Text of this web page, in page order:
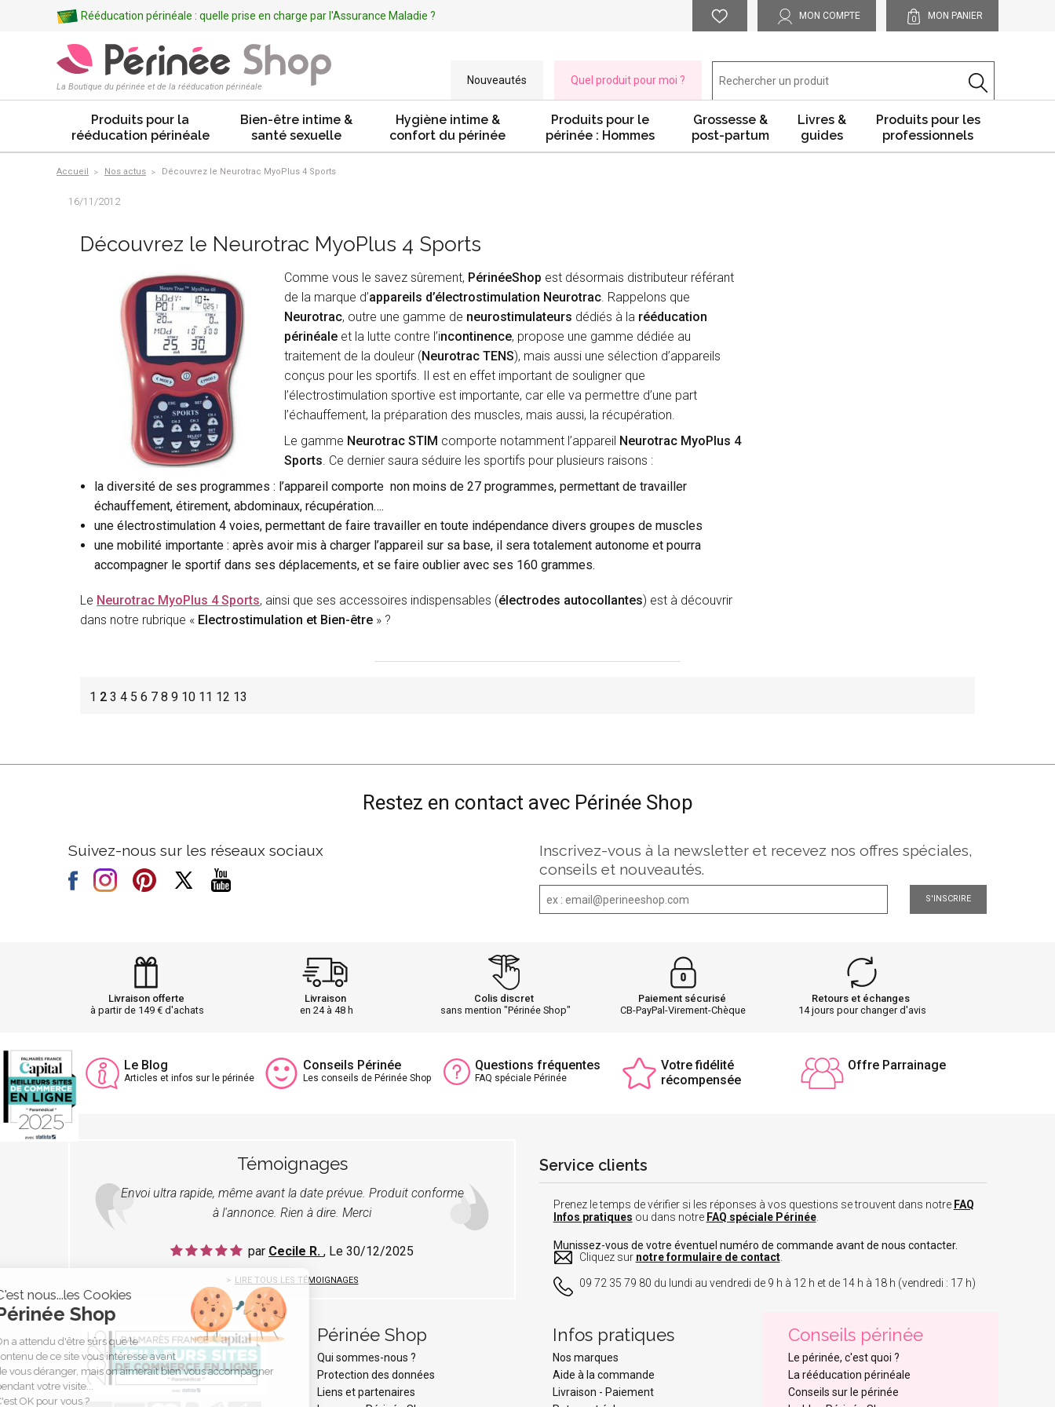
Rééducation périnéale : quelle prise en charge par l'Assurance Maladie ? MON COMPTE 0 MON PANIER
La Boutique du périnée et de la rééducation périnéale
Nouveautés Quel produit pour moi ?
Produits pour la
rééducation périnéale
Bien-être intime &
santé sexuelle
Hygiène intime &
confort du périnée
Produits pour le
périnée : Hommes
Grossesse &
post-partum
Livres &
guides
Produits pour les
professionnels
Accueil Nos actus Découvrez le Neurotrac MyoPlus 4 Sports
16/11/2012
Découvrez le Neurotrac MyoPlus 4 Sports
Comme vous le savez sûrement, PérinéeShop est désormais distributeur référant
de la marque d’appareils d’électrostimulation Neurotrac. Rappelons que
Neurotrac, outre une gamme de neurostimulateurs dédiés à la rééducation
périnéale et la lutte contre l’incontinence, propose une gamme dédiée au
traitement de la douleur (Neurotrac TENS), mais aussi une sélection d’appareils
conçus pour les sportifs. Il est en effet important de souligner que
l’électrostimulation sportive est importante, car elle va permettre d’une part
l’échauffement, la préparation des muscles, mais aussi, la récupération.
Le gamme Neurotrac STIM comporte notamment l’appareil Neurotrac MyoPlus 4
Sports. Ce dernier saura séduire les sportifs pour plusieurs raisons :
la diversité de ses programmes : l’appareil comporte non moins de 27 programmes, permettant de travailler
échauffement, étirement, abdominaux, récupération….
une électrostimulation 4 voies, permettant de faire travailler en toute indépendance divers groupes de muscles
une mobilité importante : après avoir mis à charger l’appareil sur sa base, il sera totalement autonome et pourra
accompagner le sportif dans ses déplacements, et se faire oublier avec ses 160 grammes.
Le Neurotrac MyoPlus 4 Sports, ainsi que ses accessoires indispensables (électrodes autocollantes) est à découvrir
dans notre rubrique « Electrostimulation et Bien-être » ?
1 2 3 4 5 6 7 8 9 10 11 12 13
Restez en contact avec Périnée Shop
Suivez-nous sur les réseaux sociaux
Inscrivez-vous à la newsletter et recevez nos offres spéciales,
conseils et nouveautés.
S'INSCRIRE
Livraison offerte
à partir de 149 € d'achats
Livraison
en 24 à 48 h
Colis discret
sans mention "Périnée Shop"
Paiement sécurisé
CB-PayPal-Virement-Chèque
Retours et échanges
14 jours pour changer d'avis
Le Blog
Articles et infos sur le périnée
Conseils Périnée
Les conseils de Périnée Shop
Questions fréquentes
FAQ spéciale Périnée
Votre fidélité
récompensée
Offre Parrainage
Témoignages
Envoi ultra rapide, même avant la date prévue. Produit conforme
à l'annonce. Rien à dire. Merci
par Cecile R. , Le 30/12/2025
LIRE TOUS LES TÉMOIGNAGES
Service clients
Prenez le temps de vérifier si les réponses à vos questions se trouvent dans notre FAQ
Infos pratiques ou dans notre FAQ spéciale Périnée.
Munissez-vous de votre éventuel numéro de commande avant de nous contacter.
Cliquez sur notre formulaire de contact.
09 72 35 79 80 du lundi au vendredi de 9 h à 12 h et de 14 h à 18 h (vendredi : 17 h)
Périnée Shop
Qui sommes-nous ?
Protection des données
Liens et partenaires
Infos pratiques
Nos marques
Aide à la commande
Livraison - Paiement
Conseils périnée
Le périnée, c'est quoi ?
La rééducation périnéale
Conseils sur le périnée
C'est nous...les Cookies
Périnée Shop
On a attendu d'être sûrs que le
contenu de ce site vous intéresse avant
de vous déranger, mais on aimerait bien vous accompagner
pendant votre visite...
C'est OK pour vous ?